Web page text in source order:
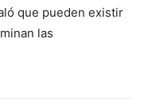
que pueden existir
las